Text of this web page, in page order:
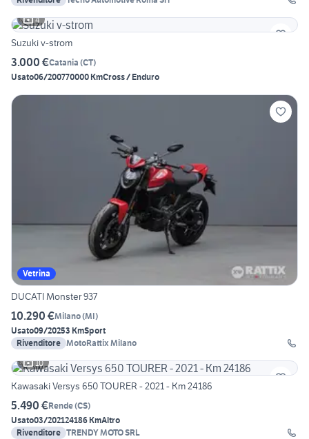
4
Suzuki v-strom
3.000 €Catania (CT)
Usato06/200770000 KmCross / Enduro
Vetrina
DUCATI Monster 937
10.290 €Milano(MI)
Usato09/20253 KmSport
Rivenditore MotoRattix Milano
10
Kawasaki Versys 650 TOURER - 2021 - Km 24186
5.490 €Rende(CS)
Usato03/202124186 KmAltro
Rivenditore TRENDY MOTO SRL